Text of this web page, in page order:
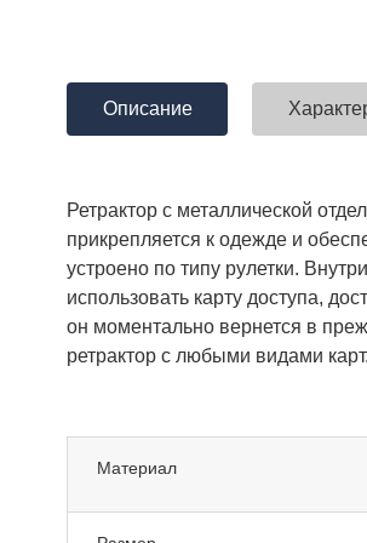
Описание
Ретрактор с металлической
прикрепляется к одежде и
устроено по типу рулетки.
использовать карту доступа,
он моментально вернется в
ретрактор с любыми видами карт.
Материал